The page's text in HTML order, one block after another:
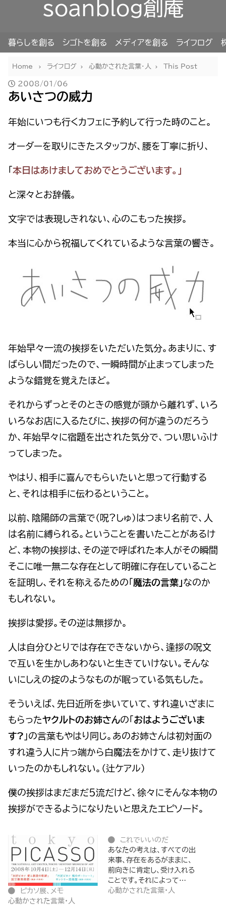
soanblog創庵
暮らしを創る シゴトを創る メディアを創る ライフログ
Home ライフログ 心動かされた言葉・人 This Post
2008/01/06
あいさつの威力
年始にいつも行くカフェに予約して行った時のこと。
オーダーを取りにきたスタッフが、腰を丁寧に折り、
本日はあけましておめでとうございます。」
と深々とお辞儀。
文字では表現しきれない、心のこもった挨拶。
本当に心から祝福してくれているような言葉の響き。
年始早々一流の挨拶をいただいた気分。あまりに、す
ばらしい間だったので、一瞬時間が止まってしまった
ような錯覚を覚えたほど。
それからずっとそのときの感覚が頭から離れず、いろ
いろなお店に入るたびに、挨拶の何が違うのだろう
か、年始早々に宿題を出された気分で、つい思いふけ
ってしまった。
やはり、相手に喜んでもらいたいと思って行動する
と、それは相手に伝わるということ。
以前、陰陽師の言葉で（呪?しゅ）はつまり名前で、人
は名前に縛られる。ということを書いたことがあるけ
ど、本物の挨拶は、その逆で呼ばれた本人がその瞬間
そこに唯一無二な存在として明確に存在していること
を証明し、それを称えるための「 魔法の言葉」なのか
もしれない。
挨拶は愛拶。その逆は無拶か。
人は自分ひとりでは存在できないから、逢拶の呪文
で互いを生かしあわないと生きていけない。そんな
いにしえの掟のようなものが眠っている気もした。
そういえば、先日近所を歩いていて、すれ違いざまに
もらったヤクルトのお姉さんの「 おはようございま
す? 」の言葉もやはり同じ。あのお姉さんは初対面の
すれ違う人に片っ端から白魔法をかけて、走り抜けて
いったのかもしれない。（辻ケアル）
僕の挨拶はまだまだ５流だけど、徐々にそんな本物の
挨拶ができるようになりたいと思えたエピソード。
ピカソ展、メモ
心動かされた言葉・人
これでいいのだ
あなたの考えは、すべての出
来事、存在をあるがままに、
前向きに肯定し、受け入れる
ことです。それによって…
心動かされた言葉・人